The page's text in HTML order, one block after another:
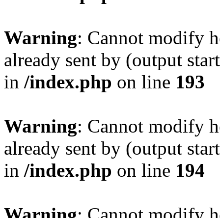
Warning: Cannot modify
already sent by (output
in /index.php on line 193
Warning: Cannot modify
already sent by (output
in /index.php on line 194